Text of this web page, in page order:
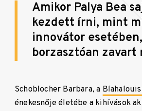
Amikor Palya Bea
kezdett írni, mint
innovátor esetében,
borzasztóan zavart
Schoblocher Barbara, a
énekesnője életébe a kihívások